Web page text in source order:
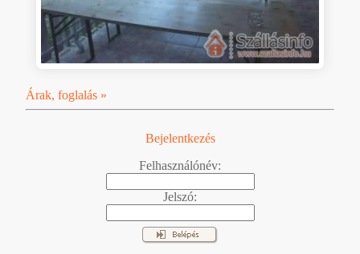
Árak, foglalás »
Bejelentkezés
Felhasználónév:
Jelszó: